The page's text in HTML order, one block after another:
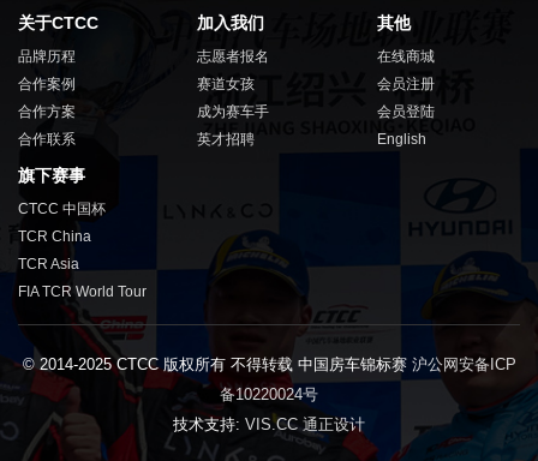
关于CTCC
品牌历程
合作案例
合作方案
合作联系
加入我们
志愿者报名
赛道女孩
成为赛车手
英才招聘
其他
在线商城
会员注册
会员登陆
English
旗下赛事
CTCC 中国杯
TCR China
TCR Asia
FIA TCR World Tour
© 2014-2025 CTCC 版权所有 不得转载 中国房车锦标赛 沪公网安备ICP
备10220024号
技术支持: VIS.CC 通正设计